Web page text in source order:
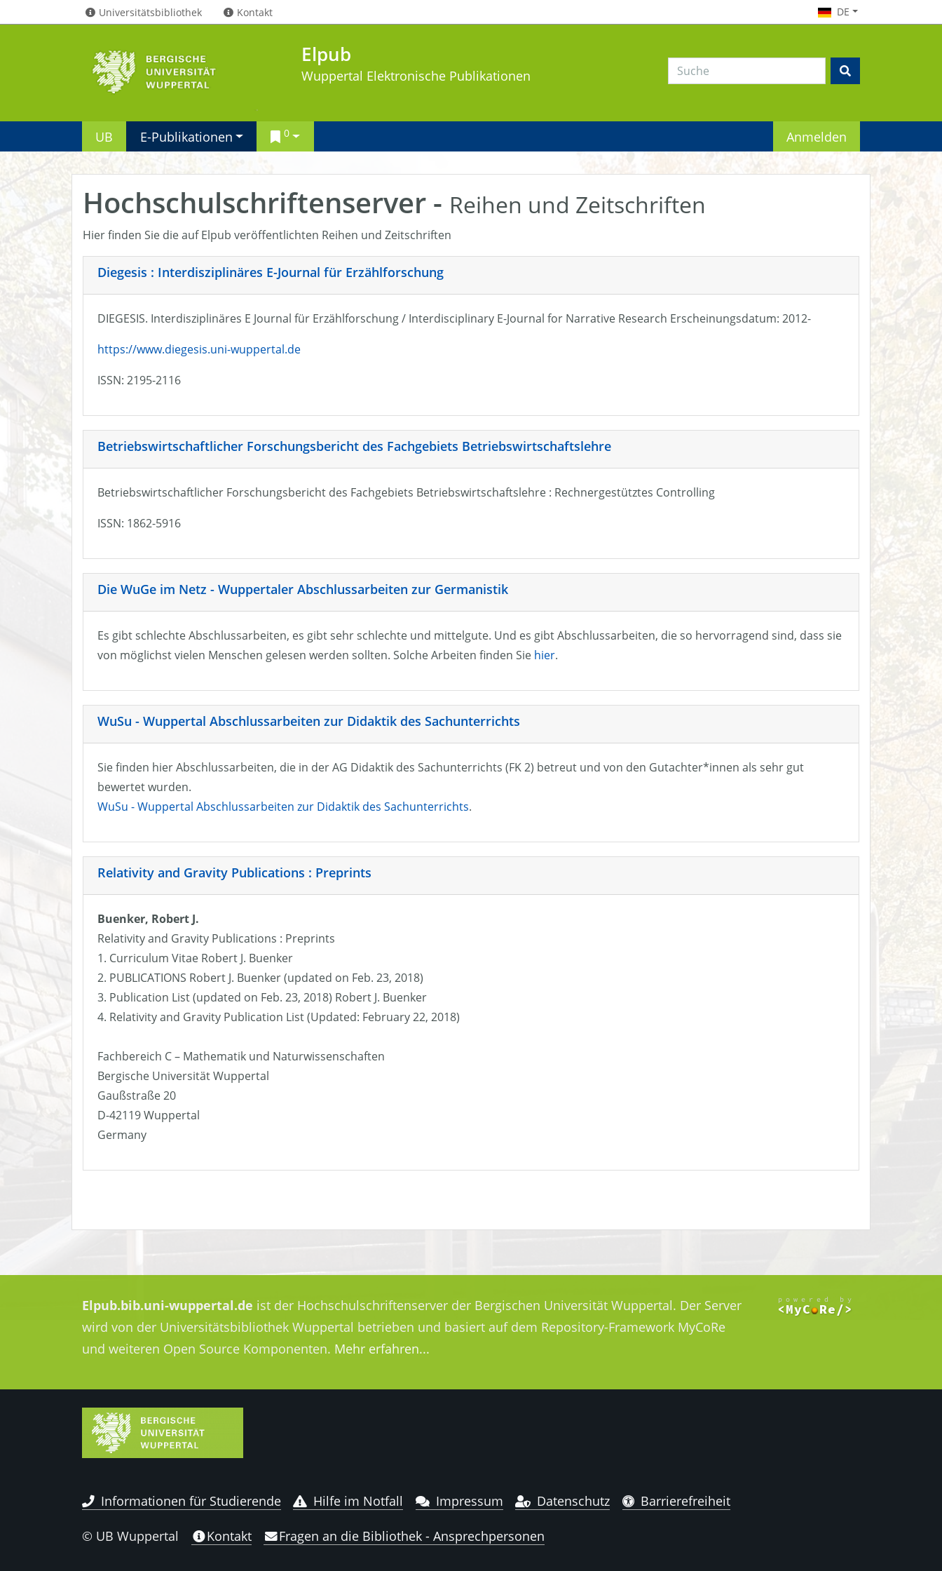
Universitätsbibliothek Kontakt DE
Elpub
Wuppertal Elektronische Publikationen
UB E-Publikationen 0 Anmelden
Hochschulschriftenserver - Reihen und Zeitschriften
Hier finden Sie die auf Elpub veröffentlichten Reihen und Zeitschriften
Diegesis : Interdisziplinäres E-Journal für Erzählforschung
DIEGESIS. Interdisziplinäres E Journal für Erzählforschung / Interdisciplinary E-Journal for Narrative Research Erscheinungsdatum: 2012-
https://www.diegesis.uni-wuppertal.de
ISSN: 2195-2116
Betriebswirtschaftlicher Forschungsbericht des Fachgebiets Betriebswirtschaftslehre
Betriebswirtschaftlicher Forschungsbericht des Fachgebiets Betriebswirtschaftslehre : Rechnergestütztes Controlling
ISSN: 1862-5916
Die WuGe im Netz - Wuppertaler Abschlussarbeiten zur Germanistik
Es gibt schlechte Abschlussarbeiten, es gibt sehr schlechte und mittelgute. Und es gibt Abschlussarbeiten, die so hervorragend sind, dass sie
von möglichst vielen Menschen gelesen werden sollten. Solche Arbeiten finden Sie hier.
WuSu - Wuppertal Abschlussarbeiten zur Didaktik des Sachunterrichts
Sie finden hier Abschlussarbeiten, die in der AG Didaktik des Sachunterrichts (FK 2) betreut und von den Gutachter*innen als sehr gut
bewertet wurden.
WuSu - Wuppertal Abschlussarbeiten zur Didaktik des Sachunterrichts.
Relativity and Gravity Publications : Preprints
Buenker, Robert J.
Relativity and Gravity Publications : Preprints
1. Curriculum Vitae Robert J. Buenker
2. PUBLICATIONS Robert J. Buenker (updated on Feb. 23, 2018)
3. Publication List (updated on Feb. 23, 2018) Robert J. Buenker
4. Relativity and Gravity Publication List (Updated: February 22, 2018)
Fachbereich C – Mathematik und Naturwissenschaften
Bergische Universität Wuppertal
Gaußstraße 20
D-42119 Wuppertal
Germany
Elpub.bib.uni-wuppertal.de ist der Hochschulschriftenserver der Bergischen Universität Wuppertal. Der Server
wird von der Universitätsbibliothek Wuppertal betrieben und basiert auf dem Repository-Framework MyCoRe
und weiteren Open Source Komponenten. Mehr erfahren...
Informationen für Studierende Hilfe im Notfall Impressum Datenschutz Barrierefreiheit
© UB Wuppertal Kontakt Fragen an die Bibliothek - Ansprechpersonen